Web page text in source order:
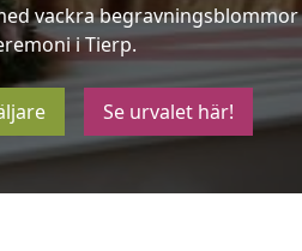
vackra begravningsblommor
i Tierp.
Se urvalet här!